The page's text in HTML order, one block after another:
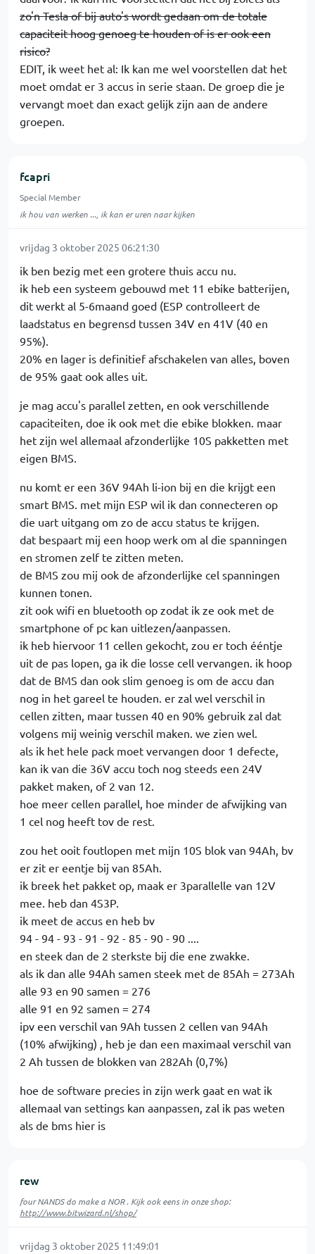
zo'n Tesla of bij auto's wordt gedaan om de totale
capaciteit hoog genoeg te houden of is er ook een
risico?
EDIT, ik weet het al: Ik kan me wel voorstellen dat het
moet omdat er 3 accus in serie staan. De groep die je
vervangt moet dan exact gelijk zijn aan de andere
groepen.
fcapri
Special Member
ik hou van werken ..., ik kan er uren naar kijken
vrijdag 3 oktober 2025 06:21:30
ik ben bezig met een grotere thuis accu nu.
ik heb een systeem gebouwd met 11 ebike batterijen,
dit werkt al 5-6maand goed (ESP controlleert de
laadstatus en begrensd tussen 34V en 41V (40 en
95%).
20% en lager is definitief afschakelen van alles, boven
de 95% gaat ook alles uit.
je mag accu's parallel zetten, en ook verschillende
capaciteiten, doe ik ook met die ebike blokken. maar
het zijn wel allemaal afzonderlijke 10S pakketten met
eigen BMS.
nu komt er een 36V 94Ah li-ion bij en die krijgt een
smart BMS. met mijn ESP wil ik dan connecteren op
die uart uitgang om zo de accu status te krijgen.
dat bespaart mij een hoop werk om al die spanningen
en stromen zelf te zitten meten.
de BMS zou mij ook de afzonderlijke cel spanningen
kunnen tonen.
zit ook wifi en bluetooth op zodat ik ze ook met de
smartphone of pc kan uitlezen/aanpassen.
ik heb hiervoor 11 cellen gekocht, zou er toch ééntje
uit de pas lopen, ga ik die losse cell vervangen. ik hoop
dat de BMS dan ook slim genoeg is om de accu dan
nog in het gareel te houden. er zal wel verschil in
cellen zitten, maar tussen 40 en 90% gebruik zal dat
volgens mij weinig verschil maken. we zien wel.
als ik het hele pack moet vervangen door 1 defecte,
kan ik van die 36V accu toch nog steeds een 24V
pakket maken, of 2 van 12.
hoe meer cellen parallel, hoe minder de afwijking van
1 cel nog heeft tov de rest.
zou het ooit foutlopen met mijn 10S blok van 94Ah, bv
er zit er eentje bij van 85Ah.
ik breek het pakket op, maak er 3parallelle van 12V
mee. heb dan 4S3P.
ik meet de accus en heb bv
94 - 94 - 93 - 91 - 92 - 85 - 90 - 90 ....
en steek dan de 2 sterkste bij die ene zwakke.
als ik dan alle 94Ah samen steek met de 85Ah = 273Ah
alle 93 en 90 samen = 276
alle 91 en 92 samen = 274
ipv een verschil van 9Ah tussen 2 cellen van 94Ah
(10% afwijking) , heb je dan een maximaal verschil van
2 Ah tussen de blokken van 282Ah (0,7%)
hoe de software precies in zijn werk gaat en wat ik
allemaal van settings kan aanpassen, zal ik pas weten
als de bms hier is
rew
four NANDS do make a NOR . Kijk ook eens in onze shop:
http://www.bitwizard.nl/shop/
vrijdag 3 oktober 2025 11:49:01